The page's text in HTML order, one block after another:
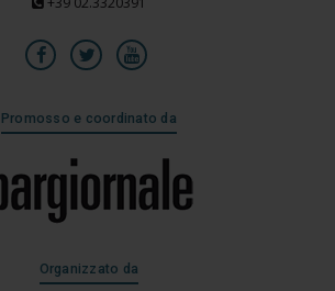
Promosso e coordinato da
Organizzato da